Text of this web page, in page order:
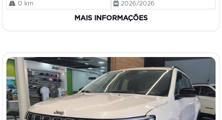
0 km 2026/2026
MAIS INFORMAÇÕES